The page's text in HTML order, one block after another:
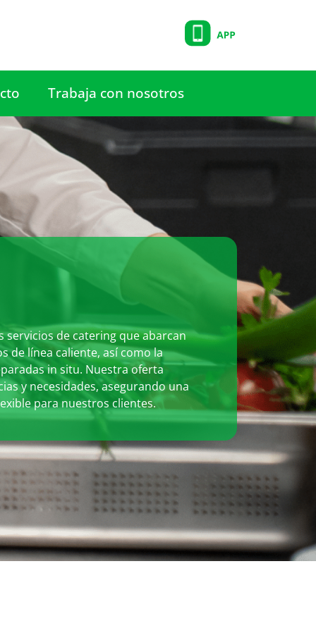
Trabaja con nosotros
servicios de catering que abarcan
de línea caliente, así como la
in situ. Nuestra oferta
y necesidades, asegurando una
para nuestros clientes.